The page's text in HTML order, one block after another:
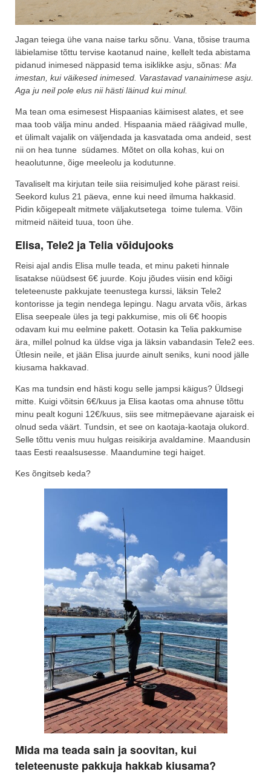
Jagan teiega ühe vana naise tarku sõnu. Vana, tõsise trauma
läbielamise tõttu tervise kaotanud naine, kellelt teda abistama
pidanud inimesed näppasid tema isiklikke asju, sõnas: Ma
imestan, kui väikesed inimesed. Varastavad vanainimese asju.
Aga ju neil pole elus nii hästi läinud kui minul.
Ma tean oma esimesest Hispaanias käimisest alates, et see
maa toob välja minu anded. Hispaania mäed räägivad mulle,
et ülimalt vajalik on väljendada ja kasvatada oma andeid, sest
nii on hea tunne südames. Mõtet on olla kohas, kui on
heaolutunne, õige meeleolu ja kodutunne.
Tavaliselt ma kirjutan teile siia reisimuljed kohe pärast reisi.
Seekord kulus 21 päeva, enne kui need ilmuma hakkasid.
Pidin kõigepealt mitmete väljakutsetega toime tulema. Võin
mitmeid näiteid tuua, toon ühe.
Elisa, Tele2 ja Telia võidujooks
Reisi ajal andis Elisa mulle teada, et minu paketi hinnale
lisatakse nüüdsest 6€ juurde. Koju jõudes viisin end kõigi
teleteenuste pakkujate teenustega kurssi, läksin Tele2
kontorisse ja tegin nendega lepingu. Nagu arvata võis, ärkas
Elisa seepeale üles ja tegi pakkumise, mis oli 6€ hoopis
odavam kui mu eelmine pakett. Ootasin ka Telia pakkumise
ära, millel polnud ka üldse viga ja läksin vabandasin Tele2 ees.
Ütlesin neile, et jään Elisa juurde ainult seniks, kuni nood jälle
kiusama hakkavad.
Kas ma tundsin end hästi kogu selle jampsi käigus? Üldsegi
mitte. Kuigi võitsin 6€/kuus ja Elisa kaotas oma ahnuse tõttu
minu pealt koguni 12€/kuus, siis see mitmepäevane ajaraisk ei
olnud seda väärt. Tundsin, et see on kaotaja-kaotaja olukord.
Selle tõttu venis muu hulgas reisikirja avaldamine. Maandusin
taas Eesti reaalsusesse. Maandumine tegi haiget.
Kes õngitseb keda?
Mida ma teada sain ja soovitan, kui
teleteenuste pakkuja hakkab kiusama?